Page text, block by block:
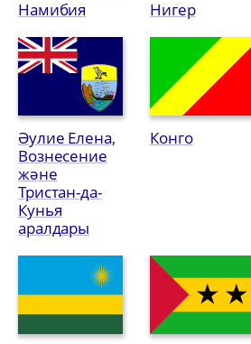
Намибия Нигер
Әулие Елена,
Вознесение
және
Тристан-да-
Кунья
аралдары
Конго